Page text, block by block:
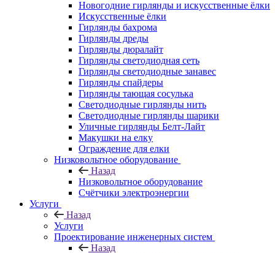
Новогодние гирлянды и искусственные ёлки
Искусственные ёлки
Гирлянды бахрома
Гирлянды дреды
Гирлянды дюралайт
Гирлянды светодиодная сеть
Гирлянды светодиодные занавес
Гирлянды спайдеры
Гирлянды тающая сосулька
Светодиодные гирлянды нить
Светодиодные гирлянды шарики
Уличные гирлянды Белт-Лайт
Макушки на елку
Ограждение для елки
Низковольтное оборудование
Назад
Низковольтное оборудование
Счётчики электроэнергии
Услуги
Назад
Услуги
Проектирование инженерных систем
Назад